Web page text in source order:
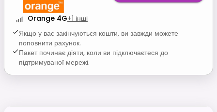
Orange 4G+1 інші
Якщо у вас закінчуються кошти, ви завжди можете
поповнити рахунок.
Пакет починає діяти, коли ви підключаєтеся до
підтримуваної мережі.